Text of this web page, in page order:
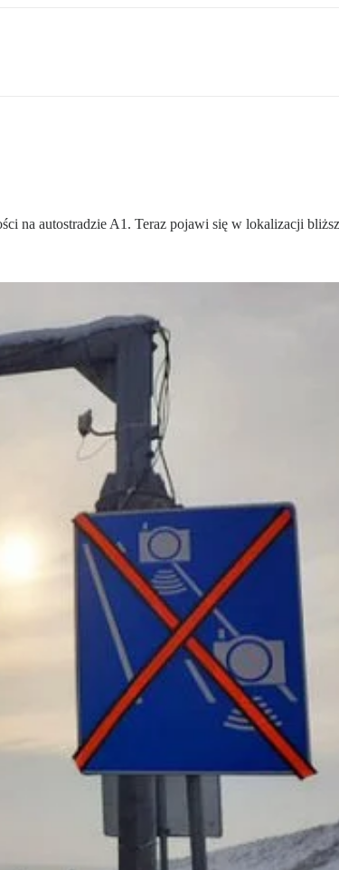
na autostradzie A1. Teraz pojawi się w lokalizacji